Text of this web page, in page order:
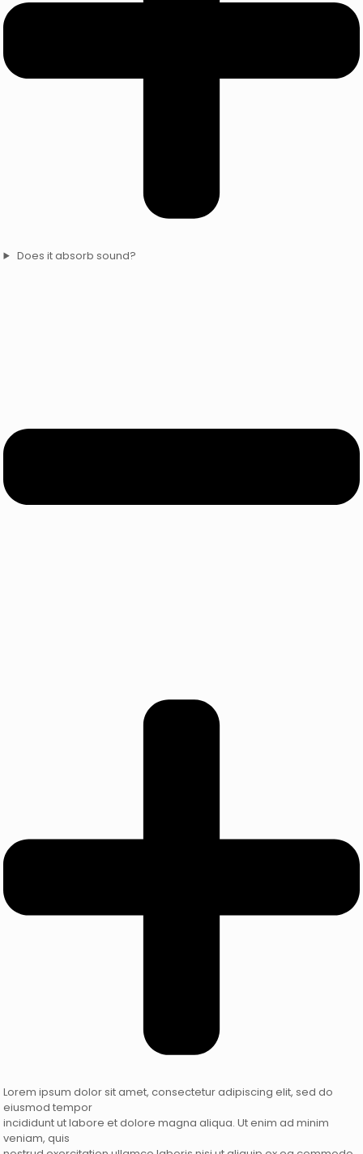
Does it absorb sound?
Lorem ipsum dolor sit amet, consectetur adipiscing elit, sed do
eiusmod tempor
incididunt ut labore et dolore magna aliqua. Ut enim ad minim
veniam, quis